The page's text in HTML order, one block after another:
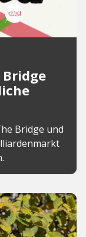
Bridge und